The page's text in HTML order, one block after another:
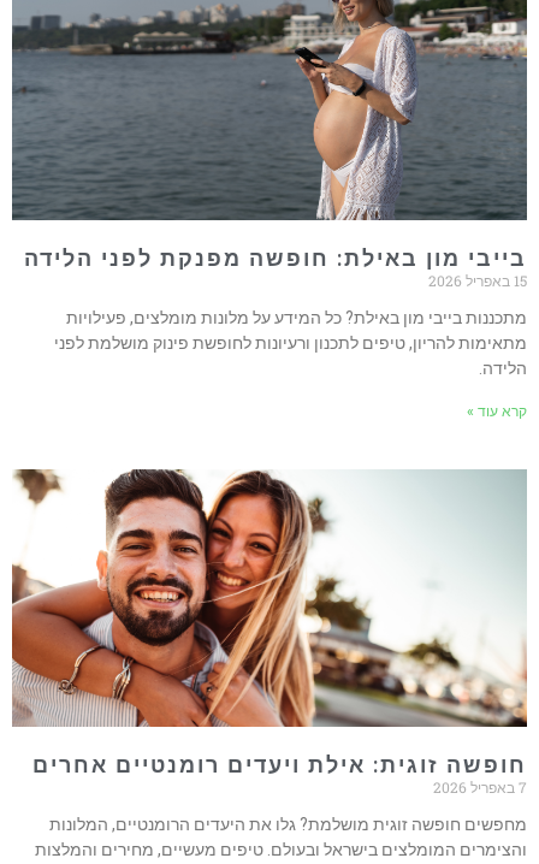
מון באילת: חופשה מפנקת לפני הלידה
בייבי מון באילת? כל המידע על מלונות מומלצים, פעילויות
להריון, טיפים לתכנון ורעיונות לחופשת פינוק מושלמת לפני
עוד »
זוגית: אילת ויעדים רומנטיים אחרים
חופשה זוגית מושלמת? גלו את היעדים הרומנטיים, המלונות
המומלצים בישראל ובעולם. טיפים מעשיים, מחירים והמלצות